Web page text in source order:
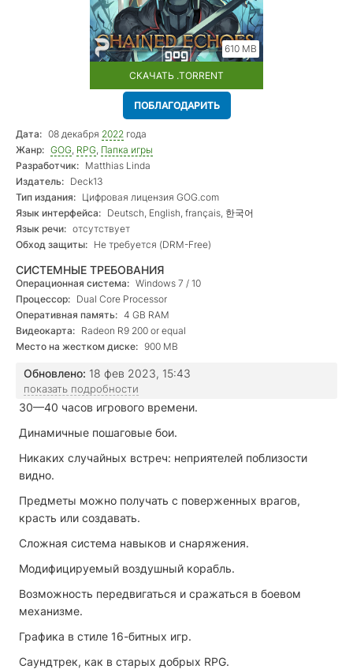
610 MB
СКАЧАТЬ .TORRENT
ПОБЛАГОДАРИТЬ
Дата: 08 декабря 2022 года
Жанр: GOG, RPG, Папка игры
Разработчик: Matthias Linda
Издатель: Deck13
Тип издания: Цифровая лицензия GOG.com
Язык интерфейса: Deutsch, English, français, 한국어
Язык речи: отсутствует
Обход защиты: Не требуется (DRM-Free)
СИСТЕМНЫЕ ТРЕБОВАНИЯ
Операционная система: Windows 7 / 10
Процессор: Dual Core Processor
Оперативная память: 4 GB RAM
Видеокарта: Radeon R9 200 or equal
Место на жестком диске: 900 MB
Обновлено: 18 фев 2023, 15:43
показать подробности
30—40 часов игрового времени.
Динамичные пошаговые бои.
Никаких случайных встреч: неприятелей поблизости
видно.
Предметы можно получать с поверженных врагов,
красть или создавать.
Сложная система навыков и снаряжения.
Модифицируемый воздушный корабль.
Возможность передвигаться и сражаться в боевом
механизме.
Графика в стиле 16-битных игр.
Саундтрек, как в старых добрых RPG.